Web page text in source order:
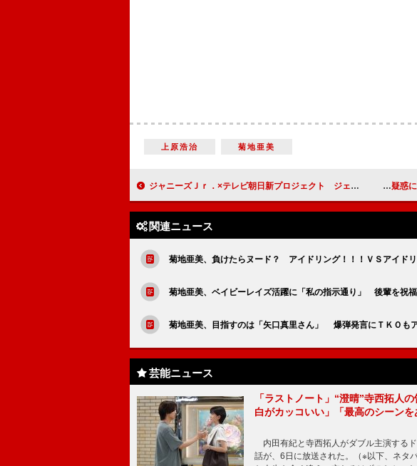
上原浩治 菊地亜美
ジャニーズＪｒ．×テレビ朝日新プロジェクト ジェシー「全力でいいものを届けたい」 かもめん
関連ニュース
菊地亜美、負けたらヌード？ アイドリング！！！ＶＳアイド
菊地亜美、ベイビーレイズ活躍に「私の指示通り」 後輩を祝福
菊地亜美、目指すのは「矢口真里さん」 爆弾発言にＴＫＯも
芸能ニュース
「ラストノート」“澄晴”寺西拓人
白がカッコいい」「最高のシーンを
内田有紀と寺西拓人がダブル主演する
話が、6日に放送された。（※以下、ネ